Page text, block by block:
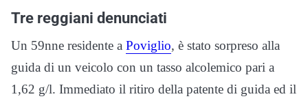
Tre reggiani denunciati
Un 59nne residente a Poviglio, è stato sorpreso alla
guida di un veicolo con un tasso alcolemico pari a
1,62 g/l. Immediato il ritiro della patente di guida ed il